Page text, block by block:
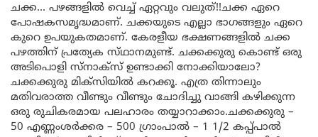
ചക്ക… പഴങ്ങളിൽ വെച്ച് ഏറ്റവും വലുത്!!ചക്ക ഏറെ
പോഷകസമൃദ്ധമാണ്. ചക്കയുടെ എല്ലാ ഭാഗങ്ങളും ഏറെ
കുറെ ഉപയുകതമാണ്. കേരളീയ ഭക്ഷണങ്ങളിൽ ചക്ക
പഴത്തിന് പ്രത്യേക സ്‌ഥാനമുണ്ട്. ചക്കക്കുരു കൊണ്ട് ഒരു
അടിപൊളി സ്നാക്സ് ഉണ്ടാക്കി നോക്കിയാലോ?
ചക്കക്കുരു മിക്സിയിൽ കറക്കൂ. എത്ര തിന്നാലും
മതിവരാത്ത വീണ്ടും വീണ്ടും ചോദിച്ചു വാങ്ങി കഴിക്കുന്ന
ഒരു രുചികരമായ പലഹാരം തയ്യാറാക്കാം.ചക്കക്കുരു –
50 എണ്ണംശർക്കര – 500 ഗ്രാംപാൽ – 1 1/2 കപ്പ്‌പാൽ